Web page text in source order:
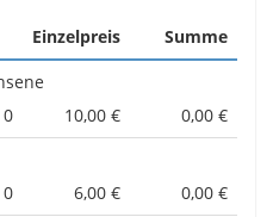
Einzelpreis
Summe
0
10,00 €
0,00 €
0
6,00 €
0,00 €